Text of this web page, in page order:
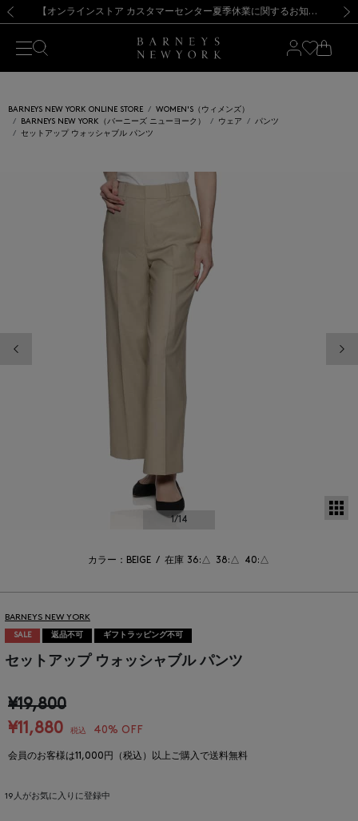
新規登録のお客様も対象！＜MY BARNEYS＞会員のお客様は11,000円（税込）以上のお買上げで常時送料無料！お買い物の際は会員登録を！
【夏季休業に伴う出荷一時停止のお知らせ】(2026.8.7) 【オンラインストア カスタマーセンター夏季休業に関するお知らせ】（2026.8.7）
【夏季休業に伴う返品・交換承り一時停止のお知らせ】（2026.8.5）
熊本県を中心とした地震の影響によるお荷物のお届けについて
【開催中】SUMMER SALEのご案内・ご注意事項 新規登録のお客様も対象！＜MY BARNEYS＞会員のお客様は11,000円（税込）以上のお買上げで常時送料無料！お買い物の際は会員登録を！
【夏季休業に伴う出荷一時停止のお知らせ】(2026.8.7)
BARNEYS NEW YORK ONLINE STORE
WOMEN'S（ウィメンズ）
BARNEYS NEW YORK（バーニーズ ニューヨーク）
ウェア
パンツ
セットアップ ウォッシャブル パンツ
1/14
カラー：BEIGE / 在庫 36:△ 38:△ 40:△
BARNEYS NEW YORK
SALE 返品不可 ギフトラッピング不可
セットアップ ウォッシャブル パンツ
¥19,800
¥11,880
税込 40% OFF
会員のお客様は11,000円（税込）以上ご購入で送料無料
19 人がお気に入りに登録中